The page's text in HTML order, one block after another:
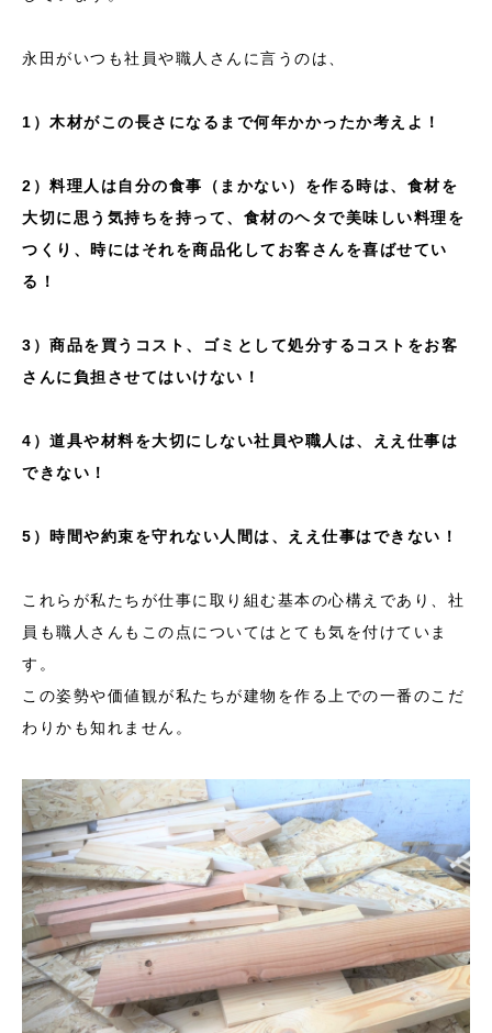
永田がいつも社員や職人さんに言うのは、
1）木材がこの長さになるまで何年かかったか考えよ！
2）料理人は自分の食事（まかない）を作る時は、食材を
大切に思う気持ちを持って、食材のヘタで美味しい料理を
つくり、時にはそれを商品化してお客さんを喜ばせてい
る！
3）商品を買うコスト、ゴミとして処分するコストをお客
さんに負担させてはいけない！
4）道具や材料を大切にしない社員や職人は、ええ仕事は
できない！
5）時間や約束を守れない人間は、ええ仕事はできない！
これらが私たちが仕事に取り組む基本の心構えであり、社
員も職人さんもこの点についてはとても気を付けていま
す。
この姿勢や価値観が私たちが建物を作る上での一番のこだ
わりかも知れません。